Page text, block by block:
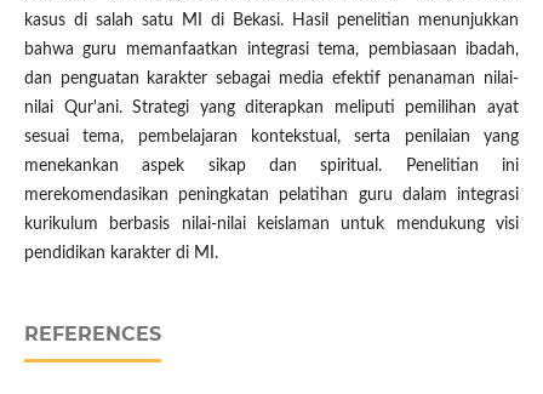
kasus di salah satu MI di Bekasi. Hasil penelitian menunjukkan
bahwa guru memanfaatkan integrasi tema, pembiasaan ibadah,
dan penguatan karakter sebagai media efektif penanaman nilai-
nilai Qur'ani. Strategi yang diterapkan meliputi pemilihan ayat
sesuai tema, pembelajaran kontekstual, serta penilaian yang
menekankan aspek sikap dan spiritual. Penelitian ini
merekomendasikan peningkatan pelatihan guru dalam integrasi
kurikulum berbasis nilai-nilai keislaman untuk mendukung visi
pendidikan karakter di MI.
REFERENCES